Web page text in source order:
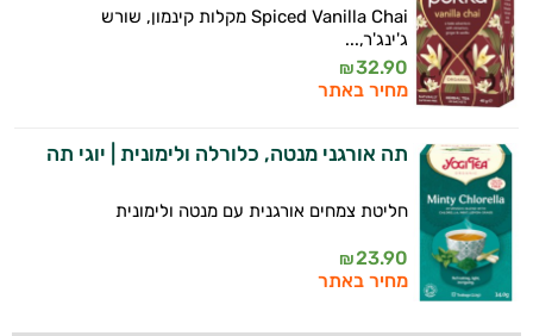
Spiced Vanilla Chai מקלות קינמון, שורש
ג'ינג'ר,...
32.90
₪
מחיר באתר
תה אורגני מנטה, כלורלה ולימונית | יוגי תה
חליטת צמחים אורגנית עם מנטה ולימונית
23.90
₪
מחיר באתר